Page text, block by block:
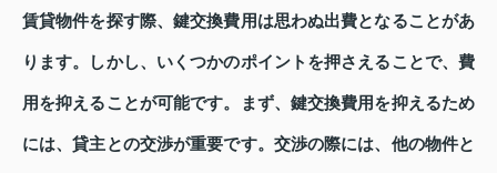
賃貸物件を探す際、鍵交換費用は思わぬ出費となることがあ
ります。しかし、いくつかのポイントを押さえることで、費
用を抑えることが可能です。まず、鍵交換費用を抑えるため
には、貸主との交渉が重要です。交渉の際には、他の物件と